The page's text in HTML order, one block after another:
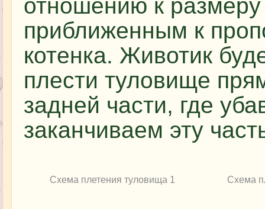
отношению к
приближенным к
котенка. Животик
плести туловище
задней части, где
заканчиваем эту
Схема плетения туловища 1 Схема